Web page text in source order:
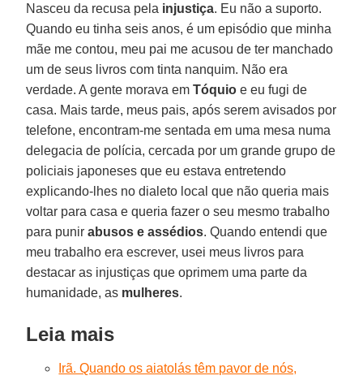
Nasceu da recusa pela injustiça. Eu não a suporto.
Quando eu tinha seis anos, é um episódio que minha
mãe me contou, meu pai me acusou de ter manchado
um de seus livros com tinta nanquim. Não era
verdade. A gente morava emTóquio e eu fugi de
casa. Mais tarde, meus pais, após serem avisados por
telefone, encontram-me sentada em uma mesa numa
delegacia de polícia, cercada por um grande grupo de
policiais japoneses que eu estava entretendo
explicando-lhes no dialeto local que não queria mais
voltar para casa e queria fazer o seu mesmo trabalho
para punirabusos e assédios. Quando entendi que
meu trabalho era escrever, usei meus livros para
destacar as injustiças que oprimem uma parte da
humanidade, as mulheres.
Leia mais
Irã. Quando os aiatolás têm pavor de nós,